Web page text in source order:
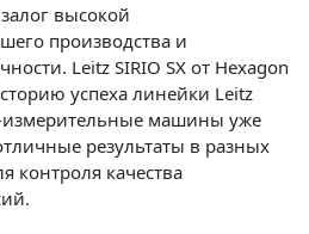
высокой
производства и
Leitz SIRIO SX от Hexagon
успеха линейки Leitz
измерительные машины уже
результаты в разных
контроля качества